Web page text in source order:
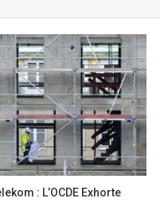
: L’OCDE Exhorte